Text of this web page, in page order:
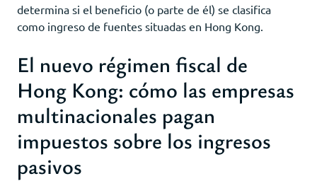
determina si el beneficio (o parte de él) se clasifica
como ingreso de fuentes situadas en Hong Kong.
El nuevo régimen fiscal de
Hong Kong: cómo las empresas
multinacionales pagan
impuestos sobre los ingresos
pasivos